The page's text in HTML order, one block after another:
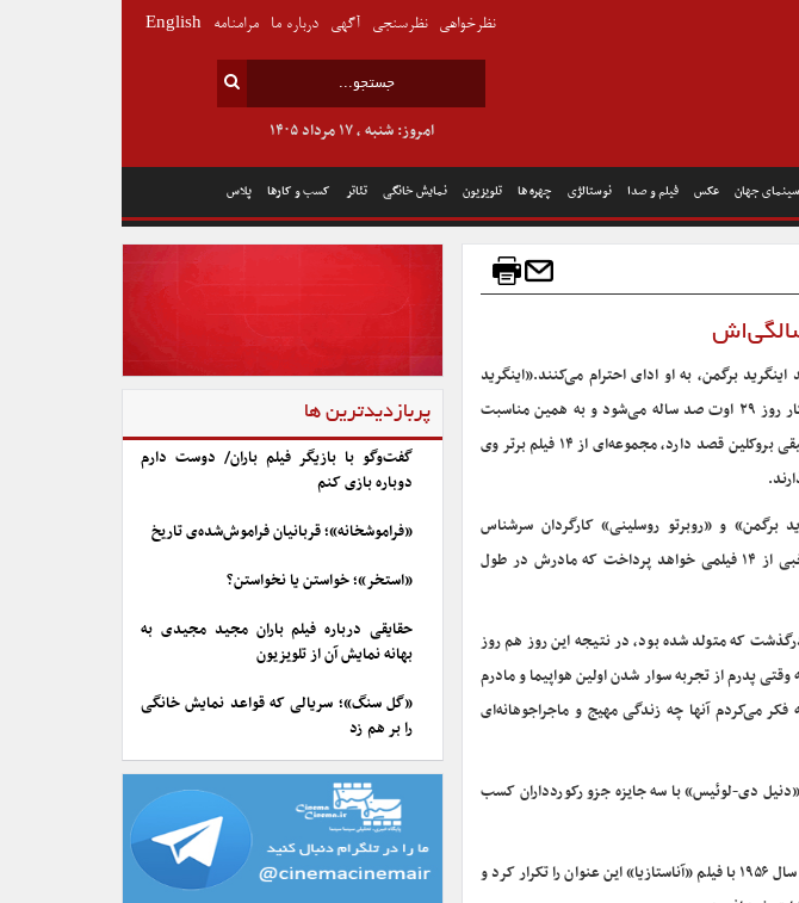
سینمای جهان عکس فیلم و صدا نوستالژی چهره ها تلویزیون نمایش خانگی تئاتر کسب و کارها پلاس
امروز: شنبه , ۱۷ مرداد ۱۴۰۵
نظرخواهی نظرسنجی آگهی درباره ما مرامنامه English
برگمن، به او ادای احترام می‌کنند.«اینگرید
برگمن» بازیگر صاحب نام و برنده سه جایزه اسکار روز ۲۹ اوت صد ساله می‌شود و به همین مناسبت
موزه هنر مدرن نیویورک با همکاری آکادمی موسیقی بروکلین قصد دارد، مجموعه‌ای از ۱۴ فیلم برتر وی
برگمن» و «روبرتو روسلینی» کارگردان سرشناس
ایتالیایی حضور خواهد داشت و به معرفی منتخبی از ۱۴ فیلمی خواهد پرداخت که مادرش در طول
که متولد شده بود، در نتیجه این روز هم روز
از تولد پدر و مادرم می‌گذرد. همیشه وقتی پدرم از تجربه سوار شدن اولین هواپیما و مادرم
می‌کردم آنها چه زندگی مهیج و ماجراجوهانه‌ای
دی-لوئیس» با سه جایزه جزو رکوردداران کسب
وی اولین جایزه اسکار خود را در سال ۱۹۴۴ برای بازی در فیلم «چراغ گاز» ساخته «جورج کوکر» بدست آورد و در سال ۱۹۵۶ با فیلم «آناستازیا» این عنوان را تکرار کرد و
پربازدیدترین ها
گفت‌وگو با بازیگر فیلم باران/ دوست دارم
دوباره بازی کنم
«فراموشخانه»؛ قربانیان فراموش‌شده‌ی تاریخ
«استخر»؛ خواستن یا نخواستن؟
حقایقی درباره فیلم باران مجید مجیدی به
بهانه نمایش آن از تلویزیون
«گل سنگ»؛ سریالی که قواعد نمایش خانگی
را بر هم زد